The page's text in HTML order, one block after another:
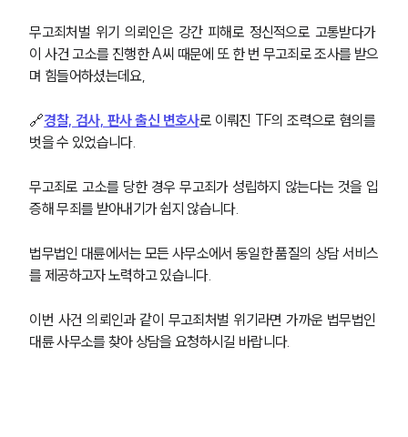
팀소개
팀소개
오시는 길
글로벌 파트너 로펌
통합검색
AI대륜
무고죄처벌 위기 의뢰인은 강간 피해로 정신적으로 고통받다가
이 사건 고소를 진행한 A씨 때문에 또 한 번 무고죄로 조사를 받으
며 힘들어하셨는데요,
🔗경찰, 검사, 판사 출신 변호사로 이뤄진 TF의 조력으로 혐의를
벗을 수 있었습니다.
무고죄로 고소를 당한 경우 무고죄가 성립하지 않는다는 것을 입
증해 무죄를 받아내기가 쉽지 않습니다.
법무법인 대륜에서는 모든 사무소에서 동일한 품질의 상담 서비스
를 제공하고자 노력하고 있습니다.
이번 사건 의뢰인과 같이 무고죄처벌 위기라면 가까운 법무법인
대륜 사무소를 찾아 상담을 요청하시길 바랍니다.